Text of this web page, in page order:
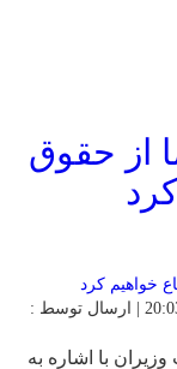
از حقوق
با اشاره به